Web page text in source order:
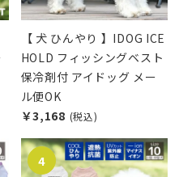
【 犬 ひんやり 】IDOG ICE
HOLD フィッシングベスト
保冷剤付 アイドッグ メー
ル便OK
￥3,168 (税込)